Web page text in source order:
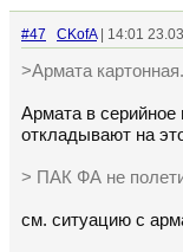
#47 CKofA| 14:01
>Армата картонная.
Армата в серийное
откладывают на
> ПАК ФА не
см. ситуацию с